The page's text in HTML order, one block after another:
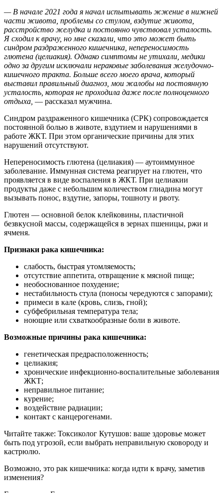
— В начале 2021 года я начал испытывать жжение в нижней
части живота, проблемы со стулом, вздутие живота,
расстройство желудка и постоянно чувствовал усталость.
Я сходил к врачу, но мне сказали, что это может быть
синдром раздраженного кишечника, непереносимость
глютена (целиакия). Однако симптомы не утихали, медики
одно за другим исключали нераковые заболевания желудочно-
кишечного тракта. Больше всего моего врача, который
выставил правильный диагноз, мои жалобы на постоянную
усталость, которая не проходила даже после полноценного
отдыха, — рассказал мужчина.
Синдром раздраженного кишечника (СРК) сопровождается
постоянной болью в животе, вздутием и нарушениями в
работе ЖКТ. При этом органические причины для этих
нарушений отсутствуют.
Непереносимость глютена (целиакия) — аутоиммунное
заболевание. Иммунная система реагирует на глютен, что
проявляется в виде воспаления в ЖКТ. При целиакии
продукты даже с небольшим количеством глиадина могут
вызывать понос, вздутие, запоры, тошноту и рвоту.
Глютен — основной белок клейковины, пластичной
безвкусной массы, содержащейся в зернах пшеницы, ржи и
ячменя.
Признаки рака кишечника:
слабость, быстрая утомляемость;
отсутствие аппетита, отвращение к мясной пище;
необоснованное похудение;
нестабильность стула (поносы чередуются с запорами);
примеси в кале (кровь, слизь, гной);
субфебрильная температура тела;
ноющие или схваткообразные боли в животе.
Возможные причины рака кишечника:
генетическая предрасположенность;
целиакия;
хронические инфекционно-воспалительные заболевания
ЖКТ;
неправильное питание;
курение;
воздействие радиации;
контакт с канцерогенами.
Читайте также: Токсиколог Кутушов: ваше здоровье может
быть под угрозой, если выбрать неправильную сковороду и
кастрюлю.
Возможно, это рак кишечника: когда идти к врачу, заметив
изменения?